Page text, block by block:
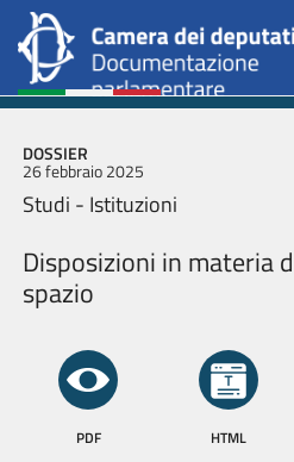
DOSSIER
26 febbraio 2025
Studi - Istituzioni
Disposizioni in materia
spazio
PDF HTML